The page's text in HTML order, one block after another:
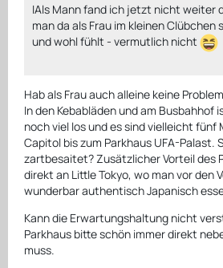
IAls Mann fand ich jetzt nicht weiter
man da als Frau im kleinen
und wohl fühlt - vermutlich nicht
Hab als Frau auch alleine keine
In den Kebabläden und am Busbahhof
noch viel los und es sind vielleicht fünf
Capitol bis zum Parkhaus UFA-Palast.
zartbesaitet? Zusätzlicher Vorteil des
direkt an Little Tokyo, wo man vor den
wunderbar authentisch Japanisch
Kann die Erwartungshaltung nicht
Parkhaus bitte schön immer direkt
muss.